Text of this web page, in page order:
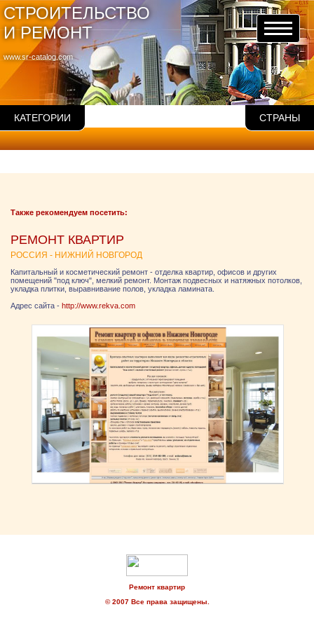
www.sr-catalog.com
СТРОИТЕЛЬСТВО
И РЕМОНТ
КАТЕГОРИИ СТРАНЫ
Также рекомендуем посетить:
РЕМОНТ КВАРТИР
РОССИЯ - НИЖНИЙ НОВГОРОД
Капитальный и косметический ремонт - отделка квартир, офисов и других
помещений "под ключ", мелкий ремонт. Монтаж подвесных и натяжных потолков,
укладка плитки, выравнивание полов, укладка ламината.
Адрес сайта - http://www.rekva.com
Ремонт квартир
© 2007 Все права защищены.